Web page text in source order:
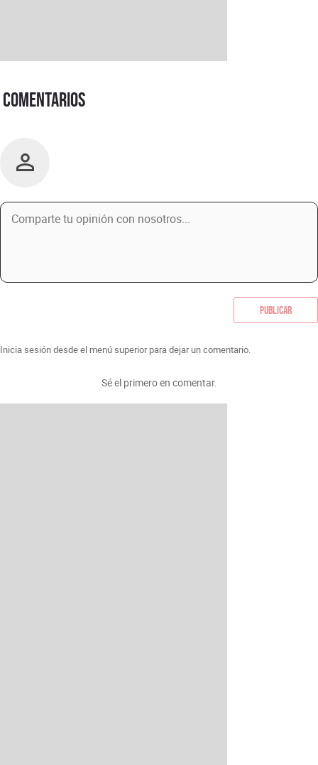
Comentarios
Publicar
Inicia sesión desde el menú superior para dejar un comentario.
Sé el primero en comentar.